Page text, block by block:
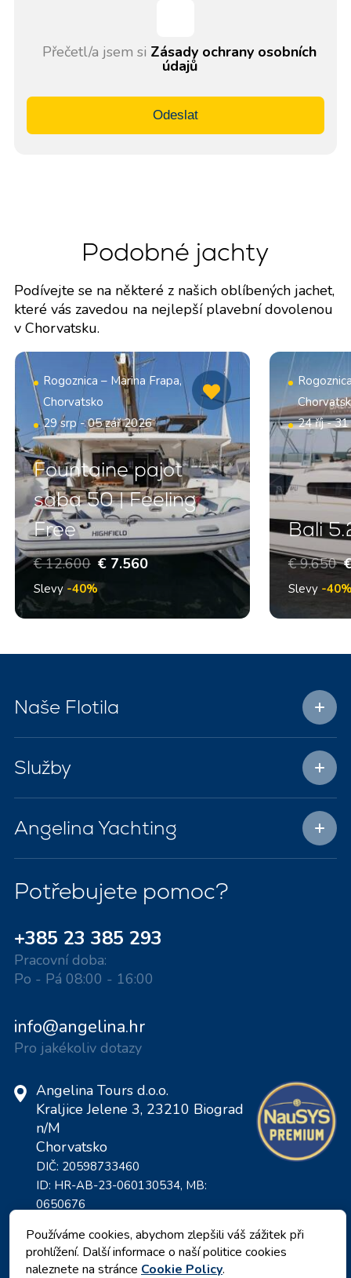
Přečetl/a jsem si Zásady ochrany osobních
údajů
Odeslat
Podobné jachty
Podívejte se na některé z našich oblíbených jachet,
které vás zavedou na nejlepší plavební dovolenou
v Chorvatsku.
Rogoznica – Marina Frapa,
Chorvatsko
29 srp - 05 zář 2026
Fountaine pajot
saba 50 | Feeling
Free
€ 12.600 € 7.560
Slevy -40%
24 říj -
Bali
€ 9.650
Slevy -
Naše Flotila
Služby
Angelina Yachting
Potřebujete pomoc?
+385 23 385 293
Pracovní doba:
Po - Pá 08:00 - 16:00
info@angelina.hr
Pro jakékoliv dotazy
Angelina Tours d.o.o.
Kraljice Jelene 3, 23210 Biograd
n/M
Chorvatsko
DIČ: 20598733460
ID: HR-AB-23-060130534, MB:
0650676
Používáme cookies, abychom zlepšili váš zážitek při
prohlížení. Další informace o naší politice cookies
naleznete na stránce Cookie Policy.